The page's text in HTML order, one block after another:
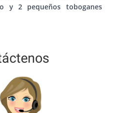
y 2 pequeños toboganes